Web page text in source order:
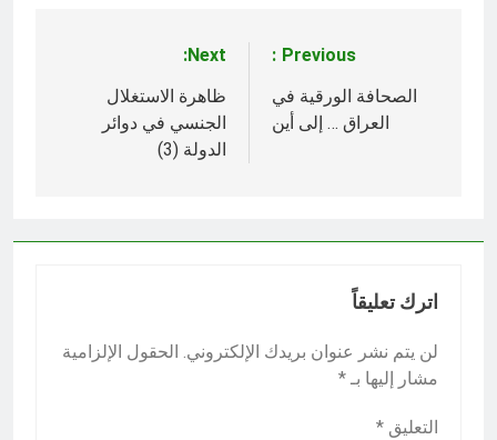
المقالات
Previous:
الصحافة الورقية في
العراق … إلى أين
Next:
ظاهرة الاستغلال
الجنسي في دوائر
الدولة (3)
اترك تعليقاً
لن يتم نشر عنوان بريدك الإلكتروني. الحقول الإلزامية
مشار إليها بـ *
التعليق *